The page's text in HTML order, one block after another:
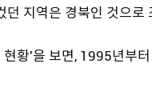
던 지역은 경북인 것으로
황'을 보면, 1995년부